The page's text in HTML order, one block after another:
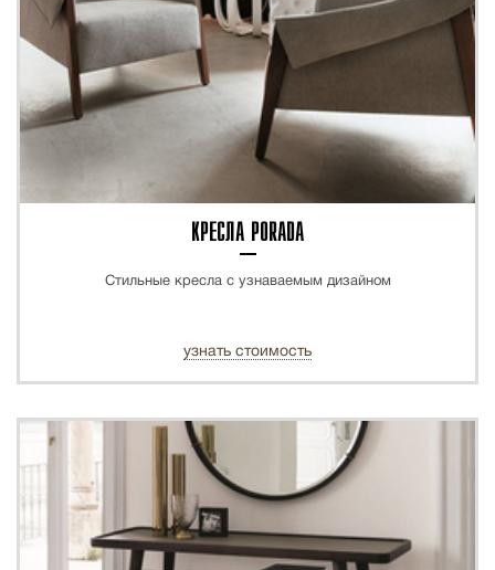
КРЕСЛА PORADA
Стильные кресла с узнаваемым дизайном
узнать стоимость